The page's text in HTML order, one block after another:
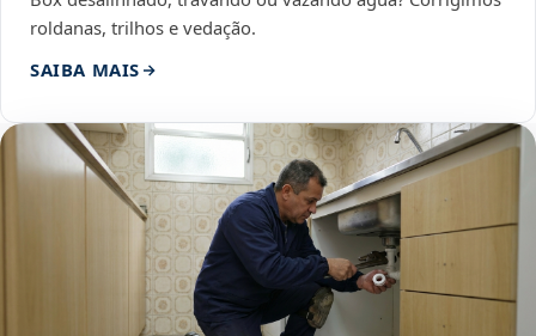
roldanas, trilhos e vedação.
SAIBA MAIS